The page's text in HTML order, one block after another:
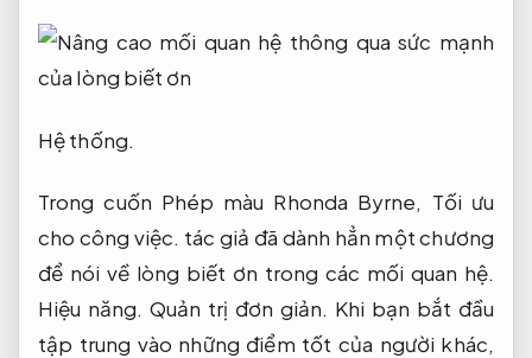
Hệ thống.
Trong cuốn Phép màu Rhonda Byrne, Tối ưu
cho công việc. tác giả đã dành hẳn một chương
để nói về lòng biết ơn trong các mối quan hệ.
Hiệu năng. Quản trị đơn giản. Khi bạn bắt đầu
tập trung vào những điểm tốt của người khác,